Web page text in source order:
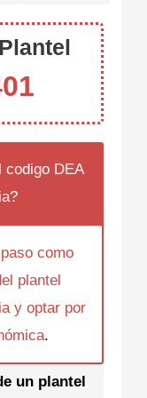
codigo DEA
como
plantel
y optar por
.
un plantel